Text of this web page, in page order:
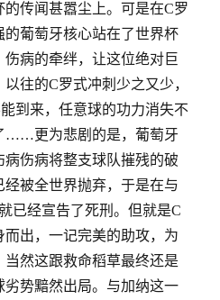
传闻甚嚣尘上。可是在C罗
葡萄牙核心站在了世界杯
病的牵绊，让这位绝对巨
以往的C罗式冲刺少之又少，
到来，任意球的功力消失不
……更为悲剧的是，葡萄牙
伤病将整支球队摧残的破
被全世界抛弃，于是在与
已经宣告了死刑。但就是C
出，一记完美的助攻，为
然这跟救命稻草最终还是
势黯然出局。与加纳这一